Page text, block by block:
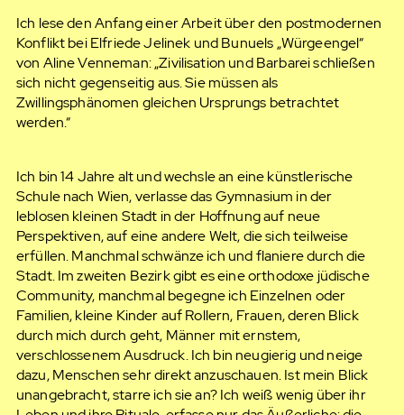
Ich lese den Anfang einer Arbeit über den postmodernen
Konflikt bei Elfriede Jelinek und Bunuels „Würgeengel“
von Aline Venneman: „Zivilisation und Barbarei schließen
sich nicht gegenseitig aus. Sie müssen als
Zwillingsphänomen gleichen Ursprungs betrachtet
werden.“
Ich bin 14 Jahre alt und wechsle an eine künstlerische
Schule nach Wien, verlasse das Gymnasium in der
leblosen kleinen Stadt in der Hoffnung auf neue
Perspektiven, auf eine andere Welt, die sich teilweise
erfüllen. Manchmal schwänze ich und flaniere durch die
Stadt. Im zweiten Bezirk gibt es eine orthodoxe jüdische
Community, manchmal begegne ich Einzelnen oder
Familien, kleine Kinder auf Rollern, Frauen, deren Blick
durch mich durch geht, Männer mit ernstem,
verschlossenem Ausdruck. Ich bin neugierig und neige
dazu, Menschen sehr direkt anzuschauen. Ist mein Blick
unangebracht, starre ich sie an? Ich weiß wenig über ihr